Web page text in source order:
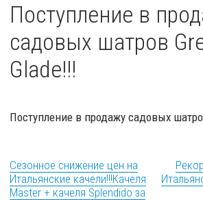
Поступление в
садовых шатров
Glade!!!
Поступление в продажу садовых
Сезонное снижение цен на
Итальянские качели!!!Качеля
Master + качеля Splendido за